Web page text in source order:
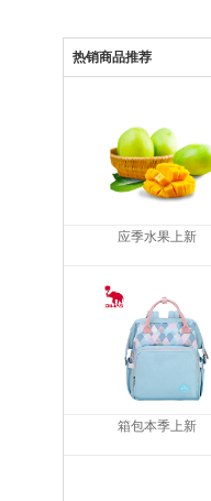
热销商品推荐
应季水果上新
箱包本季上新